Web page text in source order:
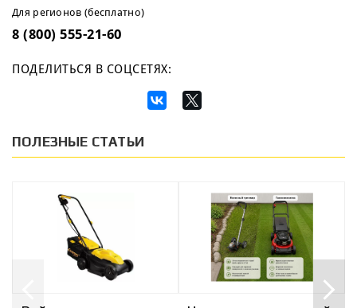
Для регионов (бесплатно)
8 (800) 555-21-60
ПОДЕЛИТЬСЯ В СОЦСЕТЯХ:
ПОЛЕЗНЫЕ СТАТЬИ